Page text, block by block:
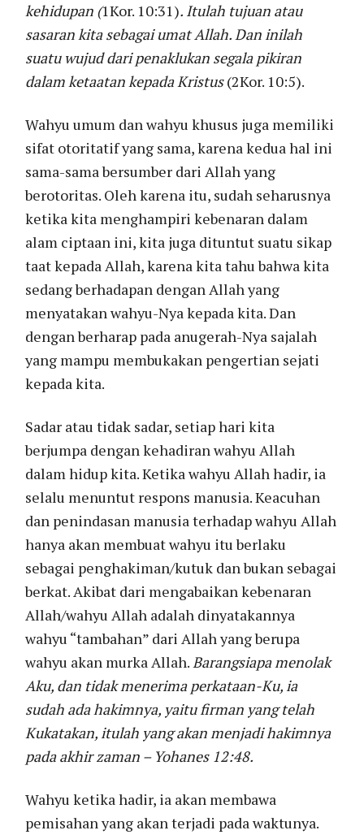
kehidupan (1Kor. 10:31). Itulah tujuan atau
sasaran kita sebagai umat Allah. Dan inilah
suatu wujud dari penaklukan segala pikiran
dalam ketaatan kepada Kristus(2Kor. 10:5).
Wahyu umum dan wahyu khusus juga memiliki
sifat otoritatif yang sama, karena kedua hal ini
sama-sama bersumber dari Allah yang
berotoritas. Oleh karena itu, sudah seharusnya
ketika kita menghampiri kebenaran dalam
alam ciptaan ini, kita juga dituntut suatu sikap
taat kepada Allah, karena kita tahu bahwa kita
sedang berhadapan dengan Allah yang
menyatakan wahyu-Nya kepada kita. Dan
dengan berharap pada anugerah-Nya sajalah
yang mampu membukakan pengertian sejati
kepada kita.
Sadar atau tidak sadar, setiap hari kita
berjumpa dengan kehadiran wahyu Allah
dalam hidup kita. Ketika wahyu Allah hadir, ia
selalu menuntut respons manusia. Keacuhan
dan penindasan manusia terhadap wahyu Allah
hanya akan membuat wahyu itu berlaku
sebagai penghakiman/kutuk dan bukan sebagai
berkat. Akibat dari mengabaikan kebenaran
Allah/wahyu Allah adalah dinyatakannya
wahyu “tambahan” dari Allah yang berupa
wahyu akan murka Allah.Barangsiapa menolak
Aku, dan tidak menerima perkataan-Ku, ia
sudah ada hakimnya, yaitu firman yang telah
Kukatakan, itulah yang akan menjadi hakimnya
pada akhir zaman – Yohanes 12:48.
Wahyu ketika hadir, ia akan membawa
pemisahan yang akan terjadi pada waktunya.